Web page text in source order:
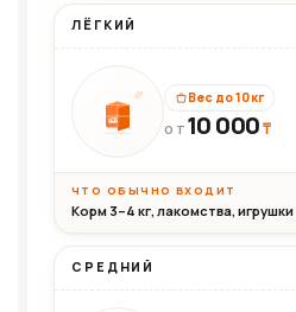
ЛЁГКИЙ
10кг
Вес до 10 кг
ОТ 10 000₸
ЧТО ОБЫЧНО ВХОДИТ
Корм 3–4 кг, лакомства, игрушки
СРЕДНИЙ